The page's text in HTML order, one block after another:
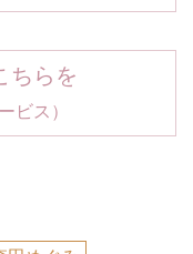
ちらを
ビス）